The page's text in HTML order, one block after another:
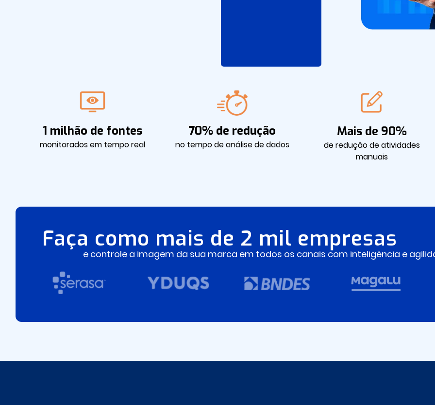
1 milhão de fontes
monitorados em tempo real
70% de redução
no tempo de análise de dados
Mais de 90%
de redução de atividades
manuais
Faça como mais de 2 mil empresas
e controle a imagem da sua marca em todos os canais com inteligência e